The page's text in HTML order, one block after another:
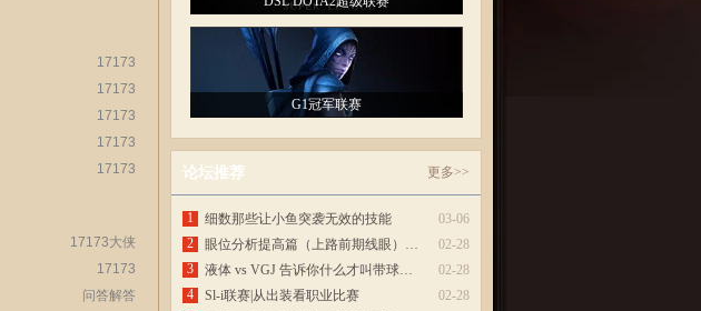
17173
17173
17173
17173
17173
17173大侠
17173
问答解答
G1冠军联赛
论坛推荐 更多>>
1 03-06
细数那些让小鱼突袭无效的技能
2
02-28
眼位分析提高篇（上路前期线眼）…
3
02-28
液体 vs VGJ 告诉你什么才叫带球…
4
02-28
Sl-i联赛|从出装看职业比赛